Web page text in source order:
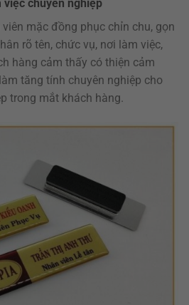
chuyên nghiệp
mặc đồng phục chỉn chu, gọn
rõ tên, chức vụ, nơi làm việc,
hàng cảm thấy có thiện cảm
tăng tính chuyên nghiệp cho
trong mắt khách hàng.